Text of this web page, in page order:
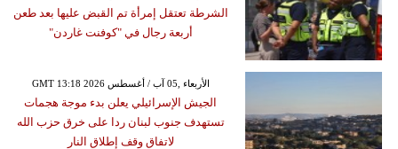
الشرطة تعتقل إمرأة تم القبض عليها بعد طعن
أربعة رجال في "كوفنت غاردن"
GMT 13:18 2026 الأربعاء ,05 آب / أغسطس
الجيش الإسرائيلي يعلن بدء موجة هجمات
تستهدف جنوب لبنان ردا على خرق حزب الله
لاتفاق وقف إطلاق النار